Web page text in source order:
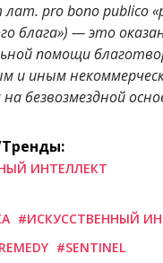
pro bono publico
блага») — это
помощи
и иным
безвозмездной
ИНТЕЛЛЕКТ
#ИСКУССТВЕННЫЙ
#SENTINEL